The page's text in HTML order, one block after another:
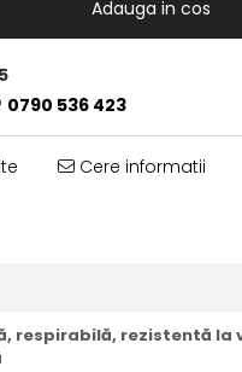
Adauga in cos
0790 536 423
Cere informatii
respirabilă, rezistentă la